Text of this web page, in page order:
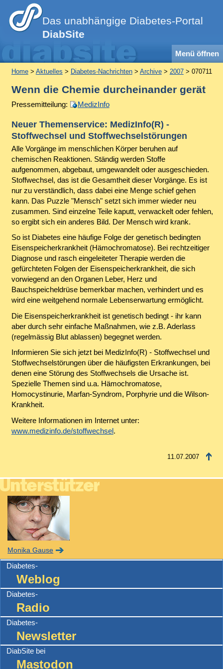
Das unabhängige Diabetes-Portal
DiabSite
Menü öffnen
Home> Aktuelles > Diabetes-Nachrichten> Archive> 2007> 070711
Wenn die Chemie durcheinander gerät
Pressemitteilung: MedizInfo
Neuer Themenservice: MedizInfo(R) -
Stoffwechsel und Stoffwechselstörungen
Alle Vorgänge im menschlichen Körper beruhen auf
chemischen Reaktionen. Ständig werden Stoffe
aufgenommen, abgebaut, umgewandelt oder ausgeschieden.
Stoffwechsel, das ist die Gesamtheit dieser Vorgänge. Es ist
nur zu verständlich, dass dabei eine Menge schief gehen
kann. Das Puzzle "Mensch" setzt sich immer wieder neu
zusammen. Sind einzelne Teile kaputt, verwackelt oder fehlen,
so ergibt sich ein anderes Bild. Der Mensch wird krank.
So ist Diabetes eine häufige Folge der genetisch bedingten
Eisenspeicherkrankheit (Hämochromatose). Bei rechtzeitiger
Diagnose und rasch eingeleiteter Therapie werden die
gefürchteten Folgen der Eisenspeicherkrankheit, die sich
vorwiegend an den Organen Leber, Herz und
Bauchspeicheldrüse bemerkbar machen, verhindert und es
wird eine weitgehend normale Lebenserwartung ermöglicht.
Die Eisenspeicherkrankheit ist genetisch bedingt - ihr kann
aber durch sehr einfache Maßnahmen, wie z.B. Aderlass
(regelmässig Blut ablassen) begegnet werden.
Informieren Sie sich jetzt bei MedizInfo(R) - Stoffwechsel und
Stoffwechselstörungen über die häufigsten Erkrankungen, bei
denen eine Störung des Stoffwechsels die Ursache ist.
Spezielle Themen sind u.a. Hämochromatose,
Homocystinurie, Marfan-Syndrom, Porphyrie und die Wilson-
Krankheit.
Weitere Informationen im Internet unter:
www.medizinfo.de/stoffwechsel.
11.07.2007
Monika Gause
Diabetes-
Weblog
Diabetes-
Radio
Diabetes-
Newsletter
DiabSite bei
Mastodon